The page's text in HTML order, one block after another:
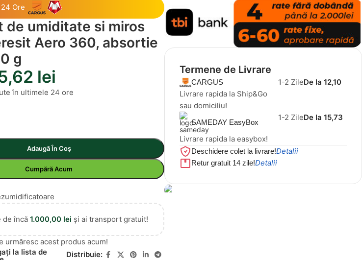
Ore
de umiditate si miros
Aero 360, absortie
g
lei
în ultimele 24 ore
Adaugă În Coș
Cumpără Acum
de încă1.000,00 lei și ai transport gratuit!
urmăresc acest produs acum!
la lista de Distribuie:
Termene de Livrare
CARGUS
Livrare rapida la Ship&Go
sau domiciliu!
1-2 ZileDe la 12,10
SAMEDAY EasyBox
Livrare rapida la easybox!
1-2 ZileDe la 15,73
Deschidere colet la livrare!Detalii
Retur gratuit 14 zile!Detalii